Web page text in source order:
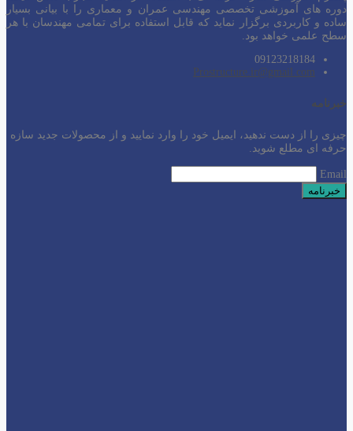
دوره های آموزشی تخصصی مهندسی عمران و معماری را با بیانی بسیار
ساده و کاربردی برگزار نماید که قابل استفاده برای تمامی مهندسان با هر
سطح علمی خواهد بود.
09123218184
Prostructure.ir@gmail.com
خبرنامه
چیزی را از دست ندهید، ایمیل خود را وارد نمایید و از محصولات جدید سازه
حرفه ای مطلع شوید.
Email